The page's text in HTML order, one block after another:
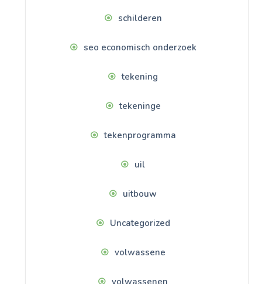
schilderen
seo economisch onderzoek
tekening
tekeninge
tekenprogramma
uil
uitbouw
Uncategorized
volwassene